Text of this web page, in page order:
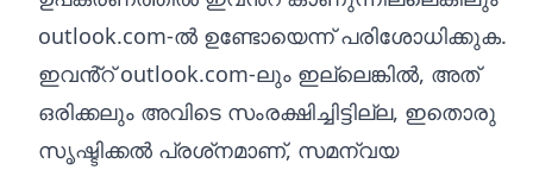
outlook.com-ൽ ഉണ്ടോയെന്ന് പരിശോധിക്കുക.
ഇവൻ്റ് outlook.com-ലും ഇല്ലെങ്കിൽ, അത്
ഒരിക്കലും അവിടെ സംരക്ഷിച്ചിട്ടില്ല, ഇതൊരു
സൃഷ്ടിക്കൽ പ്രശ്‌നമാണ്, സമന്വയ